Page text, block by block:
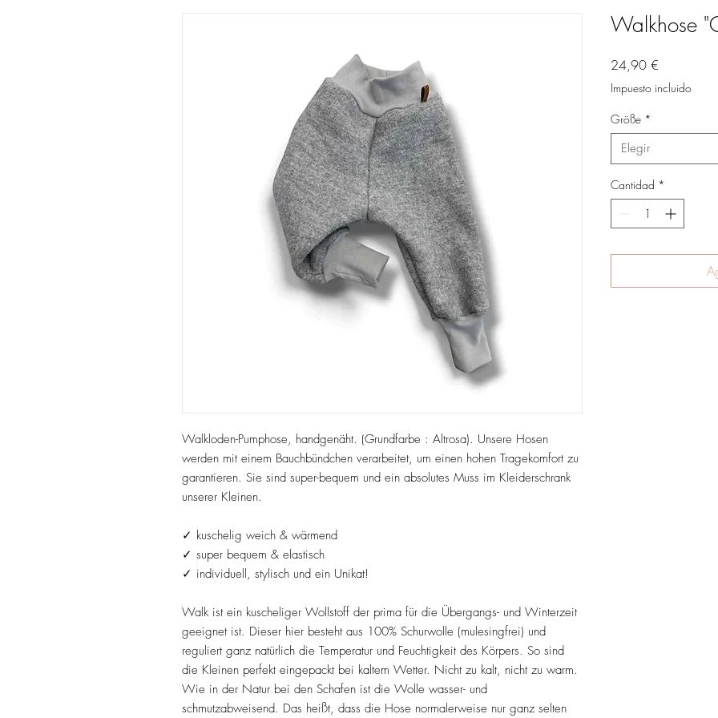
Walkloden-Pumphose, handgenäht. (Grundfarbe : Altrosa). Unsere Hosen
werden mit einem Bauchbündchen verarbeitet, um einen hohen Tragekomfort zu
garantieren. Sie sind super-bequem und ein absolutes Muss im Kleiderschrank
unserer Kleinen.
✓ kuschelig weich & wärmend
✓ super bequem & elastisch
✓ individuell, stylisch und ein Unikat!
Walk ist ein kuscheliger Wollstoff der prima für die Übergangs- und Winterzeit
geeignet ist. Dieser hier besteht aus 100% Schurwolle (mulesingfrei) und
reguliert ganz natürlich die Temperatur und Feuchtigkeit des Körpers. So sind
die Kleinen perfekt eingepackt bei kaltem Wetter. Nicht zu kalt, nicht zu warm.
Wie in der Natur bei den Schafen ist die Wolle wasser- und
schmutzabweisend. Das heißt, dass die Hose normalerweise nur ganz selten
Walkhose
24,90 €
Impuesto incluido
Größe *
Elegir
Cantidad *